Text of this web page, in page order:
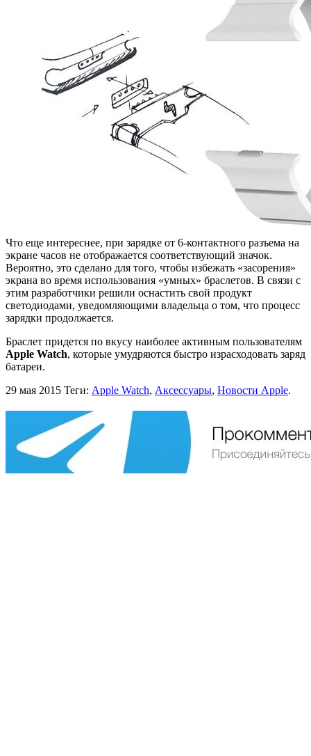
Что еще интереснее, при зарядке от 6-контактного разъема на
экране часов не отображается соответствующий значок.
Вероятно, это сделано для того, чтобы избежать «засорения»
экрана во время использования «умных» браслетов. В связи с
этим разработчики решили оснастить свой продукт
светодиодами, уведомляющими владельца о том, что процесс
зарядки продолжается.
Браслет придется по вкусу наиболее активным пользователям
Apple Watch, которые умудряются быстро израсходовать заряд
батареи.
29 мая 2015 Теги: Apple Watch, Аксессуары, Новости Apple.